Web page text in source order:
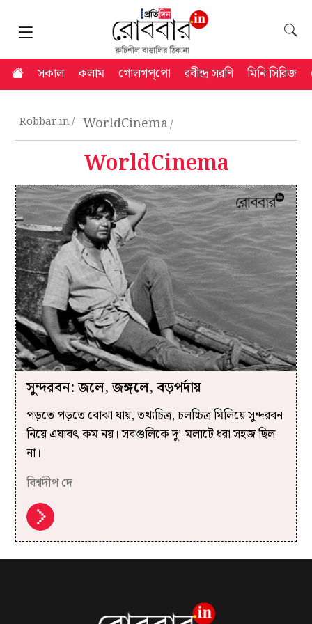
সকাল কলাম গোলগপ্‌পো রবীন্দ্র সরণি মিনি সিরিজ
Robbar.in WorldCinema
WorldCinema
সুন্দরবন: জলে, জঙ্গলে, বড়পর্দায়
পড়তে পড়তে বোঝা যায়, তথ্যচিত্র, চলচ্চিত্র মিলিয়ে সুন্দরবন
নিয়ে এযাবৎ কম নয়। সবগুলিকে দু’-ম‌লাটে ধরা সহজ ছিল
না।
বিশ্বদীপ দে